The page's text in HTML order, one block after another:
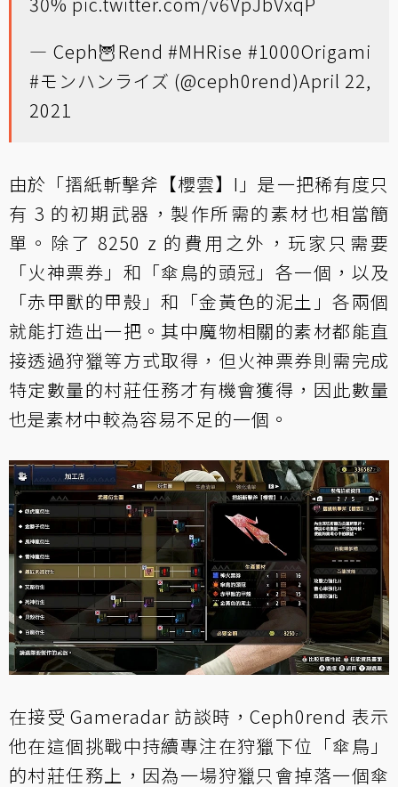
— Ceph🦉Rend #MHRise #1000Origami
#モンハンライズ (@ceph0rend)April 22,
2021
由於「摺紙斬擊斧【櫻雲】I」是一把稀有度只
有 3 的初期武器，製作所需的素材也相當簡
單。除了 8250 z 的費用之外，玩家只需要
「火神票券」和「傘鳥的頭冠」各一個，以及
「赤甲獸的甲殼」和「金黃色的泥土」各兩個
就能打造出一把。其中魔物相關的素材都能直
接透過狩獵等方式取得，但火神票券則需完成
特定數量的村莊任務才有機會獲得，因此數量
也是素材中較為容易不足的一個。
在接受 Gameradar 訪談時，Ceph0rend 表示
他在這個挑戰中持續專注在狩獵下位「傘鳥」
的村莊任務上，因為一場狩獵只會掉落一個傘